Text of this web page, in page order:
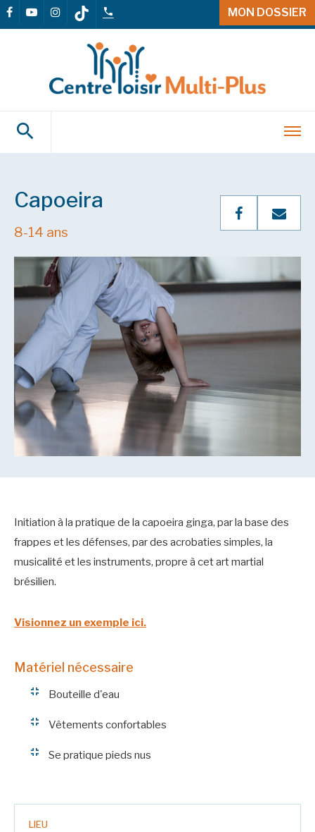
MON DOSSIER
Capoeira
8-14 ans
Initiation à la pratique de la capoeira ginga, par la base des
frappes et les défenses, par des acrobaties simples, la
musicalité et les instruments, propre à cet art martial
brésilien.
Visionnez un exemple ici.
Matériel nécessaire
Bouteille d'eau
Vêtements confortables
Se pratique pieds nus
LIEU